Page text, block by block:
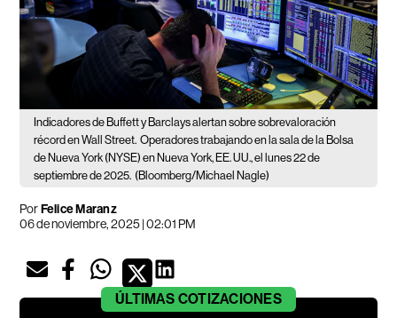
Indicadores de Buffett y Barclays alertan sobre sobrevaloración
récord en Wall Street. Operadores trabajando en la sala de la Bolsa
de Nueva York (NYSE) en Nueva York, EE. UU., el lunes 22 de
septiembre de 2025. (Bloomberg/Michael Nagle)
PorFelice Maranz
06 de noviembre, 2025 | 02:01 PM
ÚLTIMAS COTIZACIONES